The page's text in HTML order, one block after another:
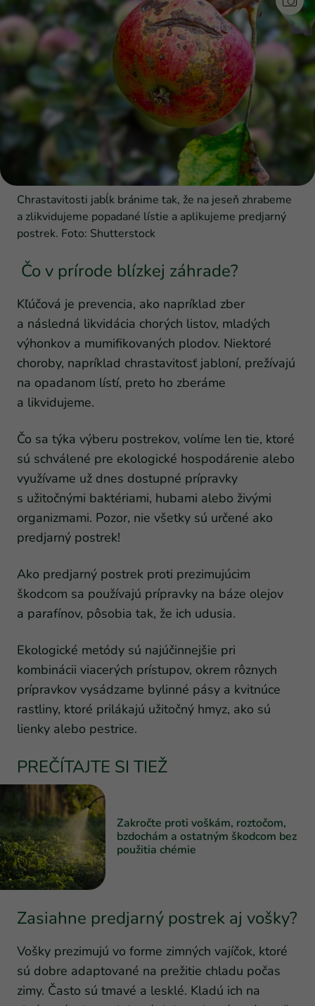
Chrastavitosti jabĺk bránime tak, že na jeseň zhrabeme
a zlikvidujeme popadané lístie a aplikujeme predjarný
postrek. Foto: Shutterstock
Čo v prírode blízkej záhrade?
Kľúčová je prevencia, ako napríklad zber
a následná likvidácia chorých listov, mladých
výhonkov a mumifikovaných plodov. Niektoré
choroby, napríklad chrastavitosť jabloní, prežívajú
na opadanom lístí, preto ho zberáme
a likvidujeme.
Čo sa týka výberu postrekov, volíme len tie, ktoré
sú schválené pre ekologické hospodárenie alebo
využívame už dnes dostupné prípravky
s užitočnými baktériami, hubami alebo živými
organizmami. Pozor, nie všetky sú určené ako
predjarný postrek!
Ako predjarný postrek proti prezimujúcim
škodcom sa používajú prípravky na báze olejov
a parafínov, pôsobia tak, že ich udusia.
Ekologické metódy sú najúčinnejšie pri
kombinácii viacerých prístupov, okrem rôznych
prípravkov vysádzame bylinné pásy a kvitnúce
rastliny, ktoré prilákajú užitočný hmyz, ako sú
lienky alebo pestrice.
PREČÍTAJTE SI TIEŽ
Zakročte proti voškám, roztočom,
bzdochám a ostatným škodcom bez
použitia chémie
Zasiahne predjarný postrek aj vošky?
Vošky prezimujú vo forme zimných vajíčok, ktoré
sú dobre adaptované na prežitie chladu počas
zimy. Často sú tmavé a lesklé. Kladú ich na